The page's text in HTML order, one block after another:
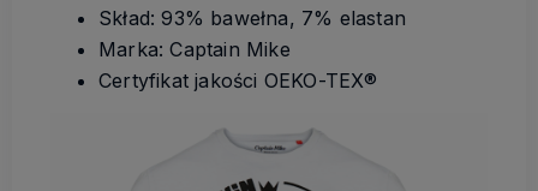
Skład: 93% bawełna, 7% elastan
Marka: Captain Mike
Certyfikat jakości OEKO-TEX®